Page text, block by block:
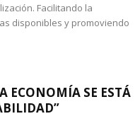
Facilitando la
disponibles y promoviendo
ECONOMÍA SE ESTÁ